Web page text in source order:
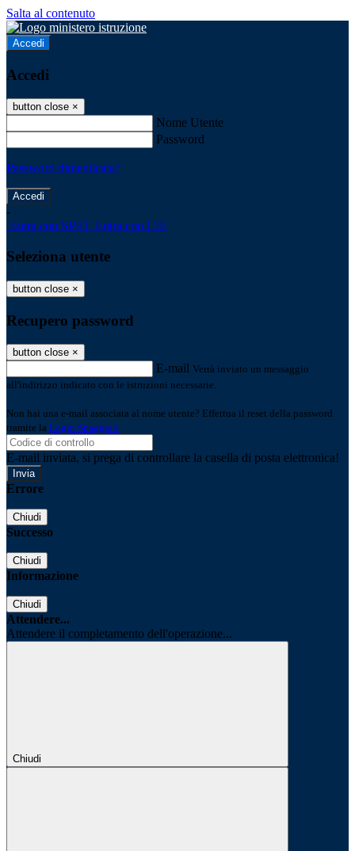
Salta al contenuto
Accedi
Accedi
button close ×
Nome Utente
Password
Password dimenticata?
-
Entra con SPID Entra con CIE
Seleziona utente
button close ×
Recupero password
button close ×
E-mail Verrà inviato un messaggio
all'indirizzo indicato con le istruzioni necessarie.
Non hai una e-mail associata al nome utente? Effettua il reset della password
tramite la Login Spaggiari
E-mail inviata, si prega di controllare la casella di posta elettronica!
Errore
Chiudi
Successo
Chiudi
Informazione
Chiudi
Attendere...
Attendere il completamento dell'operazione...
Chiudi